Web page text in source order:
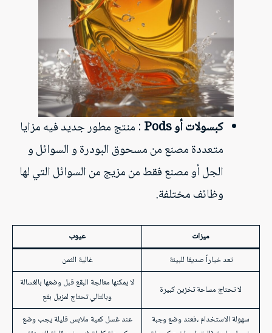
كبسولات أو Pods
: منتج مطور جديد فيه مزايا
متعددة مصنع من مسحوق البودرة و السوائل و
الجل أو مصنع فقط من مزيج من السوائل التي لها
وظائف مختلفة.
ميزات
عيوب
تعد خياراً صديقا للبيئة
غالية الثمن
لا تحتاج مساحة تخزين كبيرة
لا يمكنها معالجة البقع قبل وضعها بالغسالة
وبالتالي تحتاج لمزيل بقع
سهولة الاستخدام ،فعند وضع وجبة
عند غسل كمية ملابس قليلة يجب وضع